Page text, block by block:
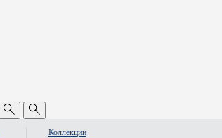
Коллекции